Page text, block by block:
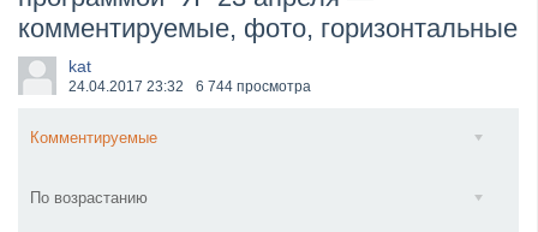
​Anthrax выпустили новый сингл и клип «Everybod...
комментируемые, фото, горизонтальные
kat
24.04.2017 23:32 6 744 просмотра
Комментируемые
По возрастанию